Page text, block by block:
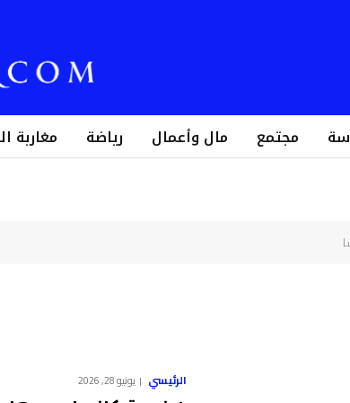
مجتمع مال وأعمال رياضة مغاربة
الرئيسي يونيو 28, 2026